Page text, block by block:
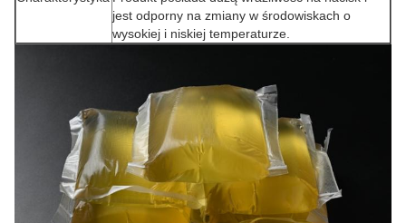
jest odporny na zmiany w środowiskach o
wysokiej i niskiej temperaturze.